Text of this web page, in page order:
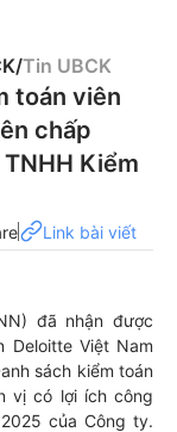
/Tin UBCK
toán viên
chấp
Kiểm
Link bài viết
đã nhận được
Deloitte Việt Nam
sách kiểm toán
vị có lợi ích công
của Công ty.